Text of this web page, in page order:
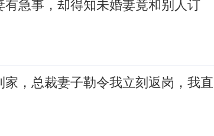
急事，却得知未婚妻竟和别人订
，总裁妻子勒令我立刻返岗，我直